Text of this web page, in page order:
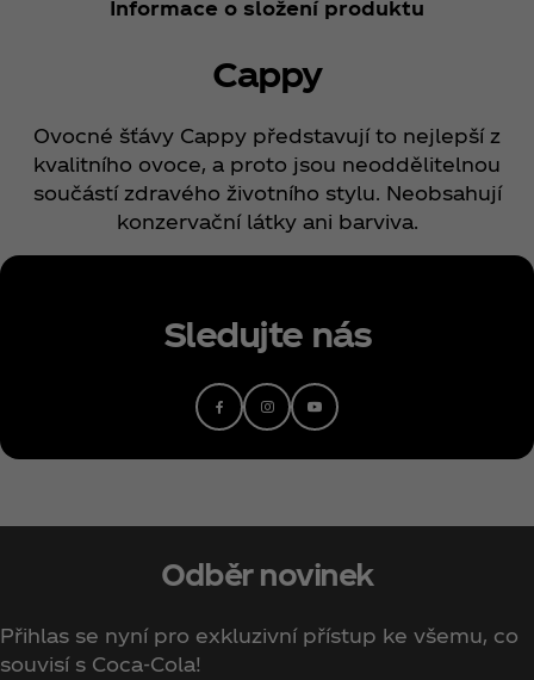
Informace o složení produktu
Cappy
Ovocné šťávy Cappy představují to nejlepší z
kvalitního ovoce, a proto jsou neoddělitelnou
součástí zdravého životního stylu. Neobsahují
konzervační látky ani barviva.
Sledujte nás
Odběr novinek
Přihlas se nyní pro exkluzivní přístup ke všemu, co
souvisí s Coca‑Cola!